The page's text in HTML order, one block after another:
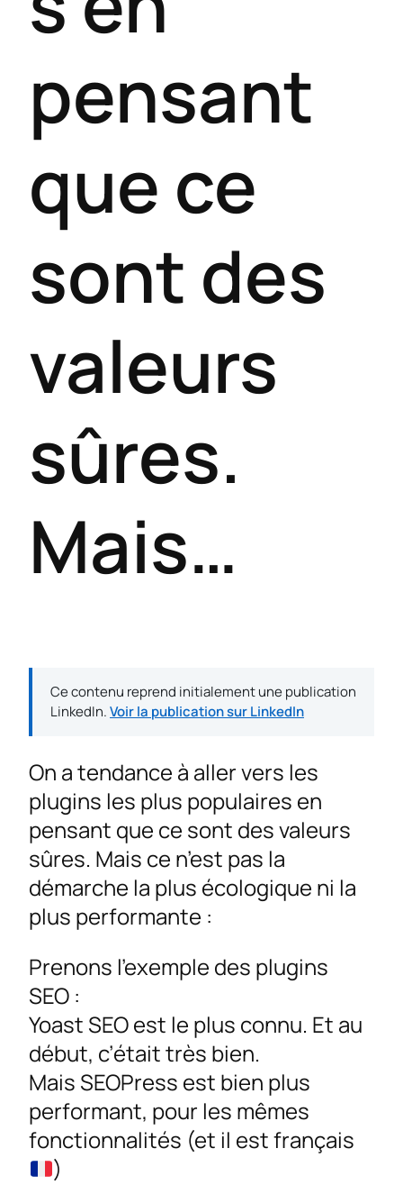
pensant
que ce
sont des
valeurs
sûres.
Mais…
Ce contenu reprend initialement une publication
LinkedIn.Voir la publication sur LinkedIn
On a tendance à aller vers les
plugins les plus populaires en
pensant que ce sont des valeurs
sûres. Mais ce n’est pas la
démarche la plus écologique ni la
plus performante :
Prenons l’exemple des plugins
SEO :
Yoast SEO est le plus connu. Et au
début, c’était très bien.
Mais SEOPress est bien plus
performant, pour les mêmes
fonctionnalités (et il est français
)